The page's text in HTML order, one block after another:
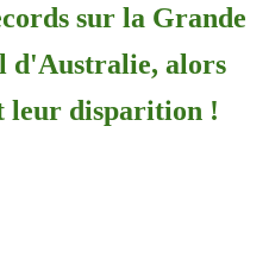
sur la Grande
d'Australie, alors
leur disparition !